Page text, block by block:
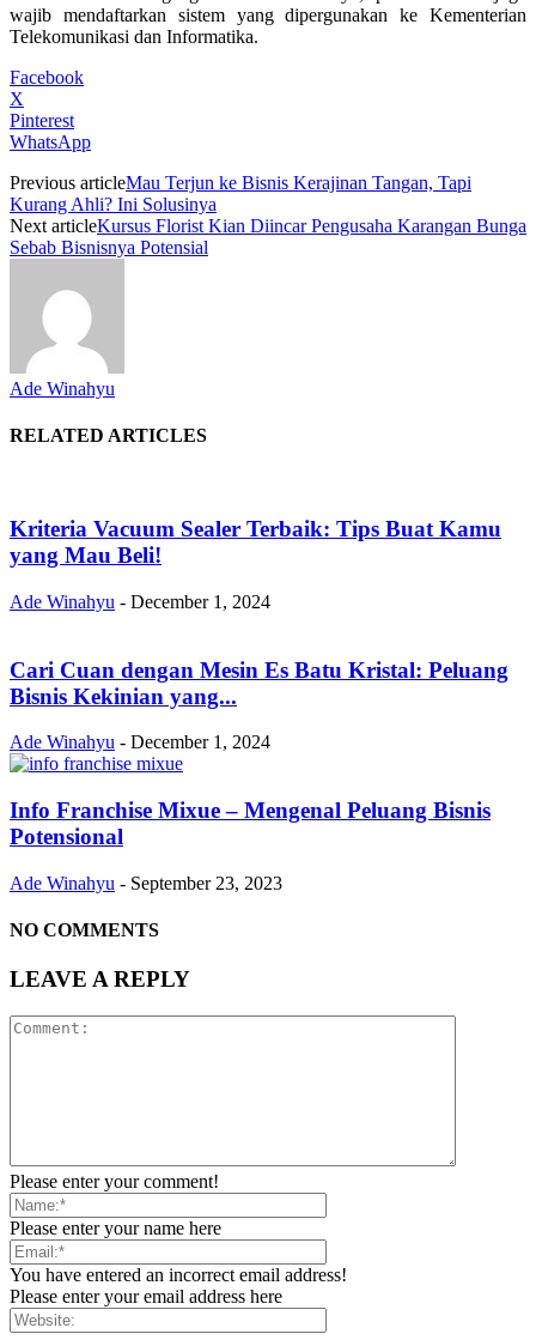
wajib mendaftarkan sistem yang dipergunakan ke Kementerian
Telekomunikasi dan Informatika.
Facebook
X
Pinterest
WhatsApp
Previous articleMau Terjun ke Bisnis Kerajinan Tangan, Tapi
Kurang Ahli? Ini Solusinya
Next articleKursus Florist Kian Diincar Pengusaha Karangan Bunga
Sebab Bisnisnya Potensial
Ade Winahyu
RELATED ARTICLES
Kriteria Vacuum Sealer Terbaik: Tips Buat Kamu
yang Mau Beli!
Ade Winahyu - December 1, 2024
Cari Cuan dengan Mesin Es Batu Kristal: Peluang
Bisnis Kekinian yang...
Ade Winahyu - December 1, 2024
Info Franchise Mixue – Mengenal Peluang Bisnis
Potensional
Ade Winahyu - September 23, 2023
NO COMMENTS
LEAVE A REPLY
Please enter your comment!
Please enter your name here
You have entered an incorrect email address!
Please enter your email address here